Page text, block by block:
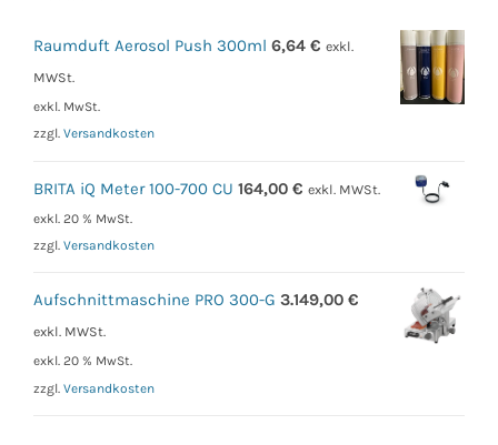
Raumduft Aerosol Push 300ml 6,64 € exkl.
MWSt.
exkl. MwSt.
zzgl. Versandkosten
BRITA iQ Meter 100-700 CU 164,00 € exkl. MWSt.
exkl. 20 % MwSt.
zzgl. Versandkosten
Aufschnittmaschine PRO 300-G 3.149,00 €
exkl. MWSt.
exkl. 20 % MwSt.
zzgl. Versandkosten